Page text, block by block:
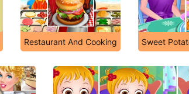
Restaurant And Cooking Sweet